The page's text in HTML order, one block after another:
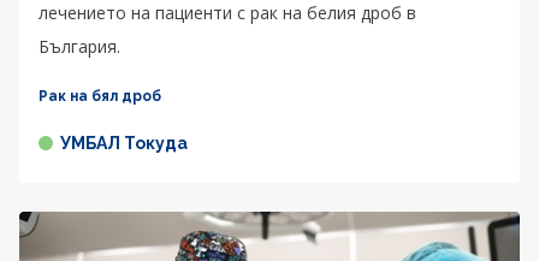
лечението на пациенти с рак на белия дроб в
България.
Рак на бял дроб
УМБАЛ Токуда